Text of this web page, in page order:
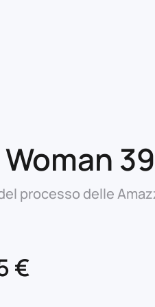
39
processo delle
€